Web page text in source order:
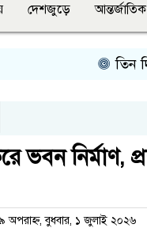
দেশজুড়ে আন্তর্জাতিক
তিন দিনের
ভবন নির্মাণ,
বুধবার, ১ জুলাই ২০২৬